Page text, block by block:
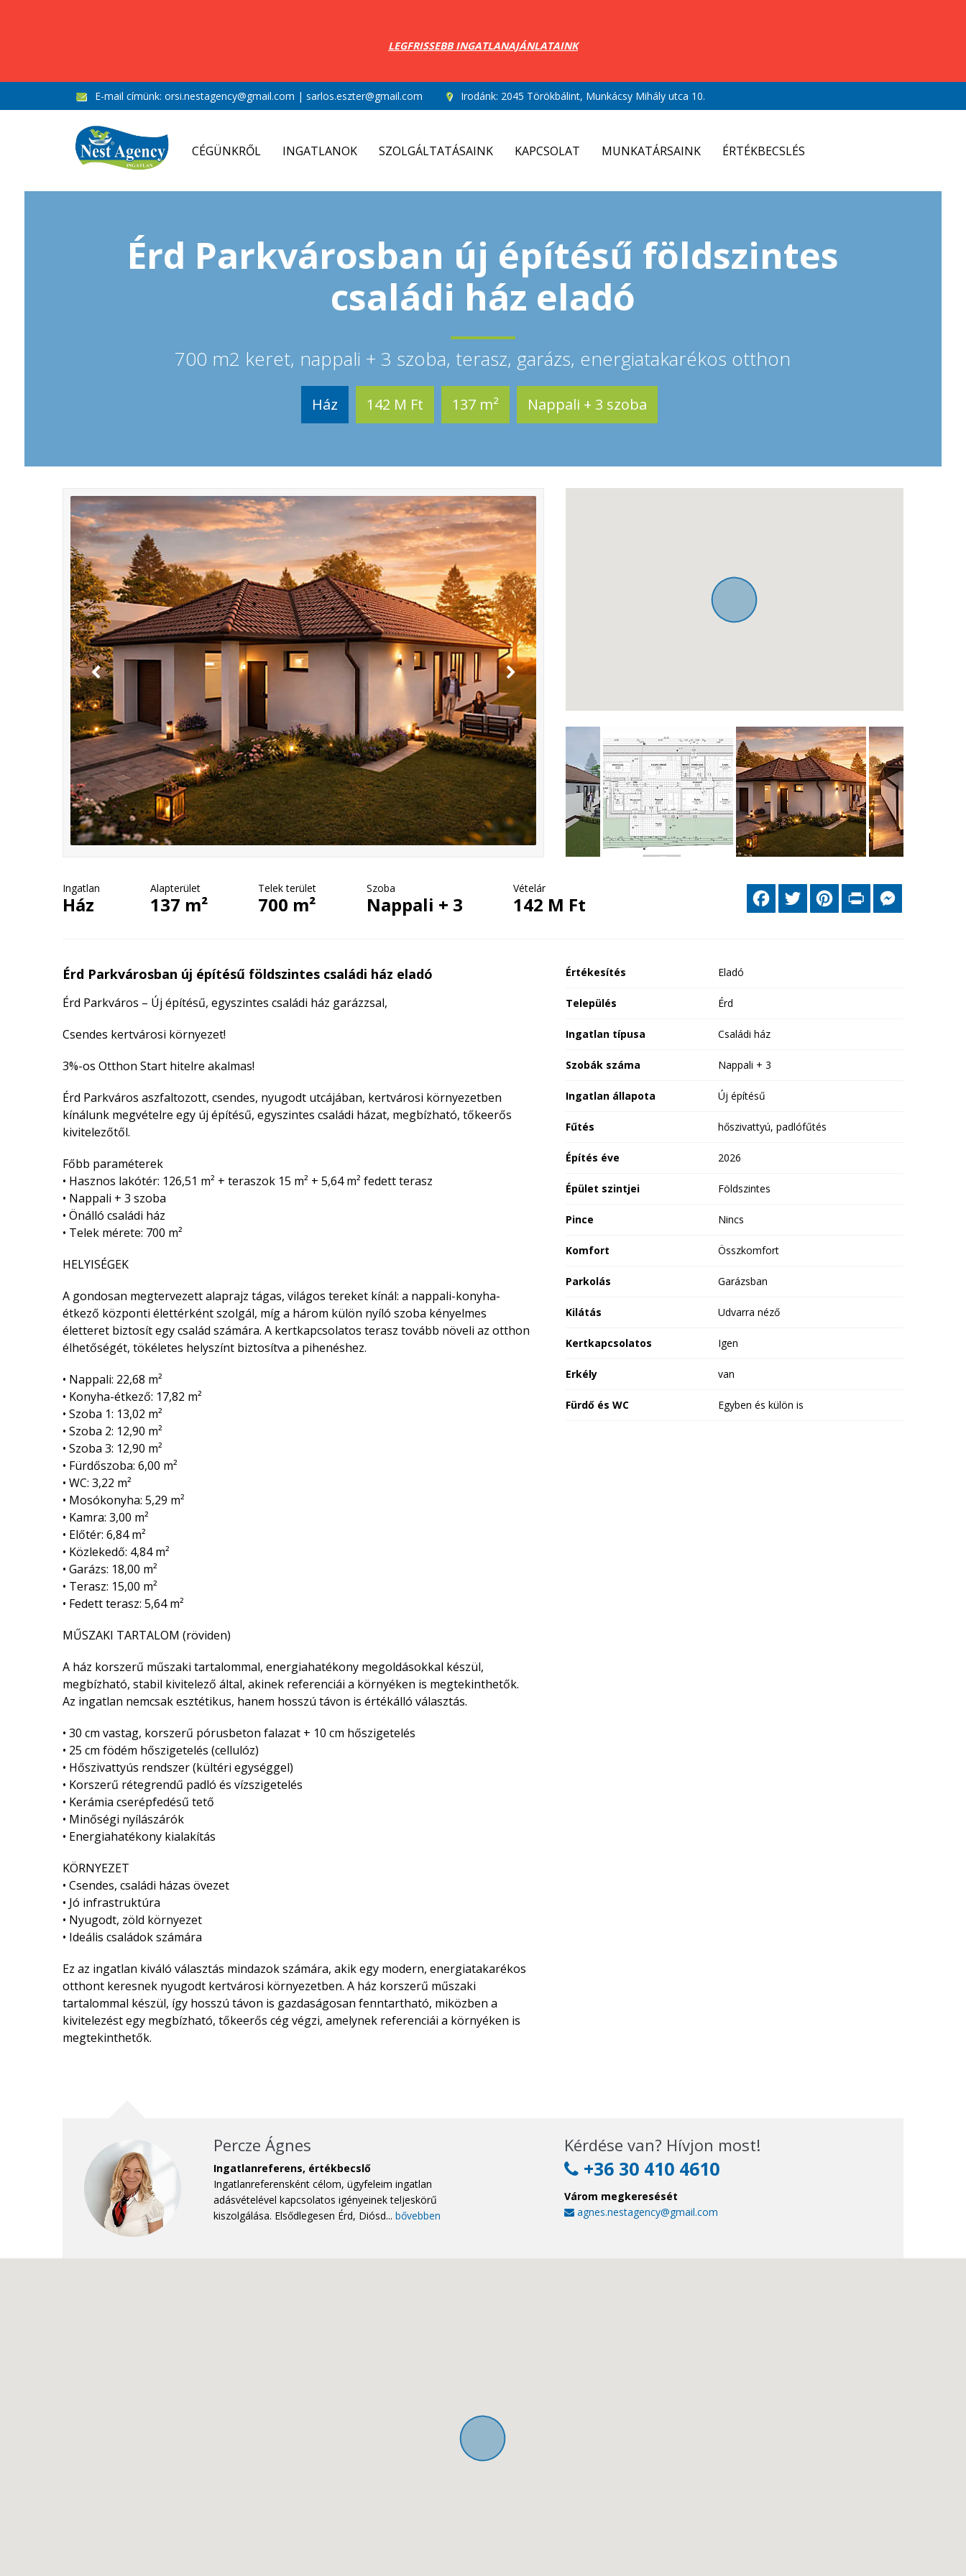
LEGFRISSEBB INGATLANAJÁNLATAINK
E-mail címünk: orsi.nestagency@gmail.com | sarlos.eszter@gmail.com Irodánk: 2045 Törökbálint, Munkácsy Mihály utca 10.
CÉGÜNKRŐL INGATLANOK SZOLGÁLTATÁSAINK KAPCSOLAT MUNKATÁRSAINK ÉRTÉKBECSLÉS
Érd Parkvárosban új építésű földszintes
családi ház eladó
700 m2 keret, nappali + 3 szoba, terasz, garázs, energiatakarékos otthon
Ház 142 M Ft 137 m² Nappali + 3 szoba
Ingatlan
Ház
Alapterület
137 m²
Telek terület
700 m²
Szoba
Nappali + 3
Vételár
142 M Ft
FacebookTwitter PinterestPrint
Érd Parkvárosban új építésű földszintes családi ház eladó
Érd Parkváros – Új építésű, egyszintes családi ház garázzsal,
Csendes kertvárosi környezet!
3%-os Otthon Start hitelre akalmas!
Érd Parkváros aszfaltozott, csendes, nyugodt utcájában, kertvárosi környezetben
kínálunk megvételre egy új építésű, egyszintes családi házat, megbízható, tőkeerős
kivitelezőtől.
Főbb paraméterek
• Hasznos lakótér: 126,51 m² + teraszok 15 m² + 5,64 m² fedett terasz
• Nappali + 3 szoba
• Önálló családi ház
• Telek mérete: 700 m²
HELYISÉGEK
A gondosan megtervezett alaprajz tágas, világos tereket kínál: a nappali-konyha-
étkező központi élettérként szolgál, míg a három külön nyíló szoba kényelmes
életteret biztosít egy család számára. A kertkapcsolatos terasz tovább növeli az otthon
élhetőségét, tökéletes helyszínt biztosítva a pihenéshez.
• Nappali: 22,68 m²
• Konyha-étkező: 17,82 m²
• Szoba 1: 13,02 m²
• Szoba 2: 12,90 m²
• Szoba 3: 12,90 m²
• Fürdőszoba: 6,00 m²
• WC: 3,22 m²
• Mosókonyha: 5,29 m²
• Kamra: 3,00 m²
• Előtér: 6,84 m²
• Közlekedő: 4,84 m²
• Garázs: 18,00 m²
• Terasz: 15,00 m²
• Fedett terasz: 5,64 m²
MŰSZAKI TARTALOM (röviden)
A ház korszerű műszaki tartalommal, energiahatékony megoldásokkal készül,
megbízható, stabil kivitelező által, akinek referenciái a környéken is megtekinthetők.
Az ingatlan nemcsak esztétikus, hanem hosszú távon is értékálló választás.
• 30 cm vastag, korszerű pórusbeton falazat + 10 cm hőszigetelés
• 25 cm födém hőszigetelés (cellulóz)
• Hőszivattyús rendszer (kültéri egységgel)
• Korszerű rétegrendű padló és vízszigetelés
• Kerámia cserépfedésű tető
• Minőségi nyílászárók
• Energiahatékony kialakítás
KÖRNYEZET
• Csendes, családi házas övezet
• Jó infrastruktúra
• Nyugodt, zöld környezet
• Ideális családok számára
Ez az ingatlan kiváló választás mindazok számára, akik egy modern, energiatakarékos
otthont keresnek nyugodt kertvárosi környezetben. A ház korszerű műszaki
tartalommal készül, így hosszú távon is gazdaságosan fenntartható, miközben a
kivitelezést egy megbízható, tőkeerős cég végzi, amelynek referenciái a környéken is
megtekinthetők.
Értékesítés Eladó
Település Érd
Ingatlan típusa Családi ház
Szobák száma Nappali + 3
Ingatlan állapota Új építésű
Fűtés hőszivattyú, padlófűtés
Építés éve 2026
Épület szintjei Földszintes
Pince Nincs
Komfort Összkomfort
Parkolás Garázsban
Kilátás Udvarra néző
Kertkapcsolatos Igen
Erkély van
Fürdő és WC Egyben és külön is
Percze Ágnes
Ingatlanreferens, értékbecslő
Ingatlanreferensként célom, ügyfeleim ingatlan
adásvételével kapcsolatos igényeinek teljeskörű
kiszolgálása. Elsődlegesen Érd, Diósd... bővebben
Kérdése van? Hívjon most!
+36 30 410 4610
Várom megkeresését
agnes.nestagency@gmail.com